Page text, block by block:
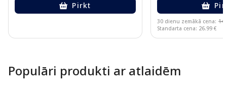
Pirkt
30 dienu zemākā cena:
Standarta cena: 26.99 €
Populāri produkti ar atlaidēm